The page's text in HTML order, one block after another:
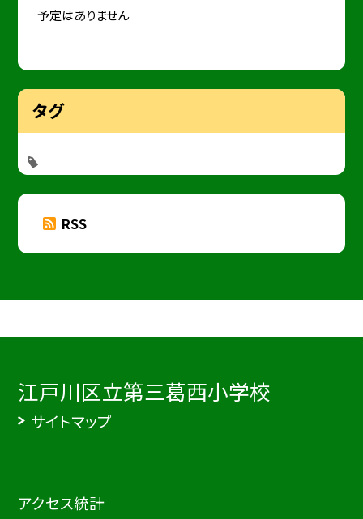
予定はありません
タグ
RSS
江戸川区立第三葛西小学校
サイトマップ
アクセス統計